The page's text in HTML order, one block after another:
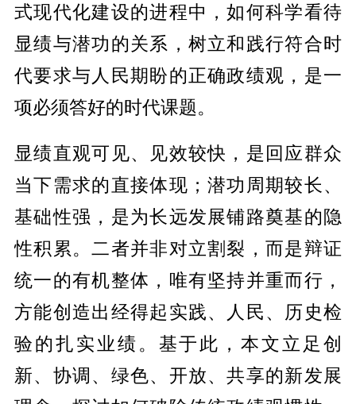
式现代化建设的进程中，如何科学看待
显绩与潜功的关系，树立和践行符合时
代要求与人民期盼的正确政绩观，是一
项必须答好的时代课题。
显绩直观可见、见效较快，是回应群众
当下需求的直接体现；潜功周期较长、
基础性强，是为长远发展铺路奠基的隐
性积累。二者并非对立割裂，而是辩证
统一的有机整体，唯有坚持并重而行，
方能创造出经得起实践、人民、历史检
验的扎实业绩。基于此，本文立足创
新、协调、绿色、开放、共享的新发展